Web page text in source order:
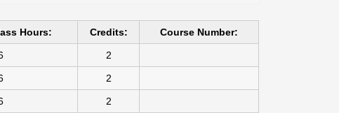
Hours: Credits: Course Number:
2
2
2